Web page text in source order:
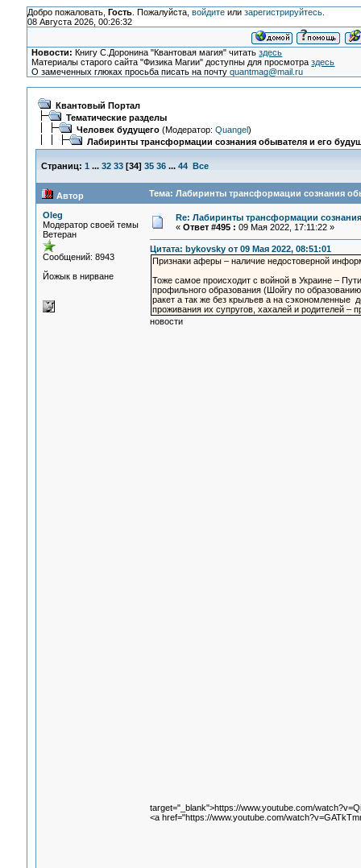
Добро пожаловать, Гость. Пожалуйста, войдитеили зарегистрируйтесь.
08 Августа 2026, 00:26:32
Новости: Книгу С.Доронина "Квантовая магия" читатьздесь
Материалы старого сайта "Физика Магии" доступны для просмотраздесь
О замеченных глюках просьба писать на почтуquantmag@mail.ru
Квантовый Портал
Тематические разделы
Человек будущего(Модератор: Quangel)
Лабиринты трансформации сознания обывателя и его
Страниц: 1 ... 32 33[34] 35 36 ... 44 Все
Автор Тема: Лабиринты трансформации сознания
Oleg
Модератор своей темы
Ветеран
Сообщений: 8943
Йожык в нирване
Re: Лабиринты трансформации
« Ответ #495 : 09 Мая 2022, 17:11:22 »
Цитата: bykovsky от 09 Мая 2022, 08:51:01
Признаки аферы – наличие недостоверной
Тоже самое происходит с войной в Украине –
профильного образования (Шойгу по
ракет а так же без крыльев а на сэкономленные
проживания их супругов, хахалей и родителей –
новости
target="_blank">https://www.youtube.com/
<a href="https://www.youtube.com/